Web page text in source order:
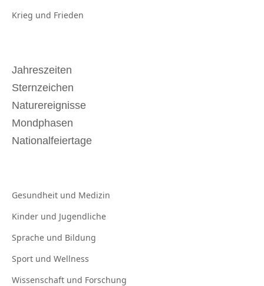
Krieg und Frieden
Jahreszeiten
Sternzeichen
Naturereignisse
Mondphasen
Nationalfeiertage
Gesundheit und Medizin
Kinder und Jugendliche
Sprache und Bildung
Sport und Wellness
Wissenschaft und Forschung